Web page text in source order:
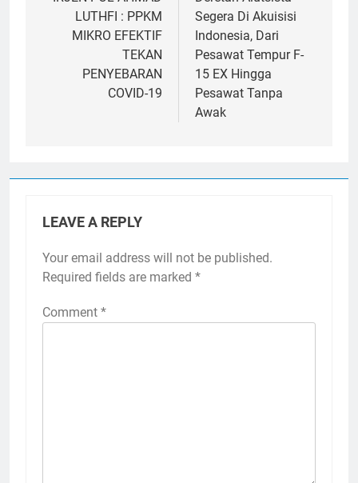
LUTHFI : PPKM
MIKRO EFEKTIF
TEKAN
PENYEBARAN
COVID-19
Segera Di Akuisisi
Indonesia, Dari
Pesawat Tempur F-
15 EX Hingga
Pesawat Tanpa
Awak
LEAVE A REPLY
Your email address will not be published.
Required fields are marked *
Comment *